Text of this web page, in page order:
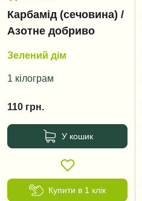
Карбамід (сечовина) /
Азотне добриво
Зелений дім
1 кілограм
110 грн.
У кошик
Купити в 1 клік